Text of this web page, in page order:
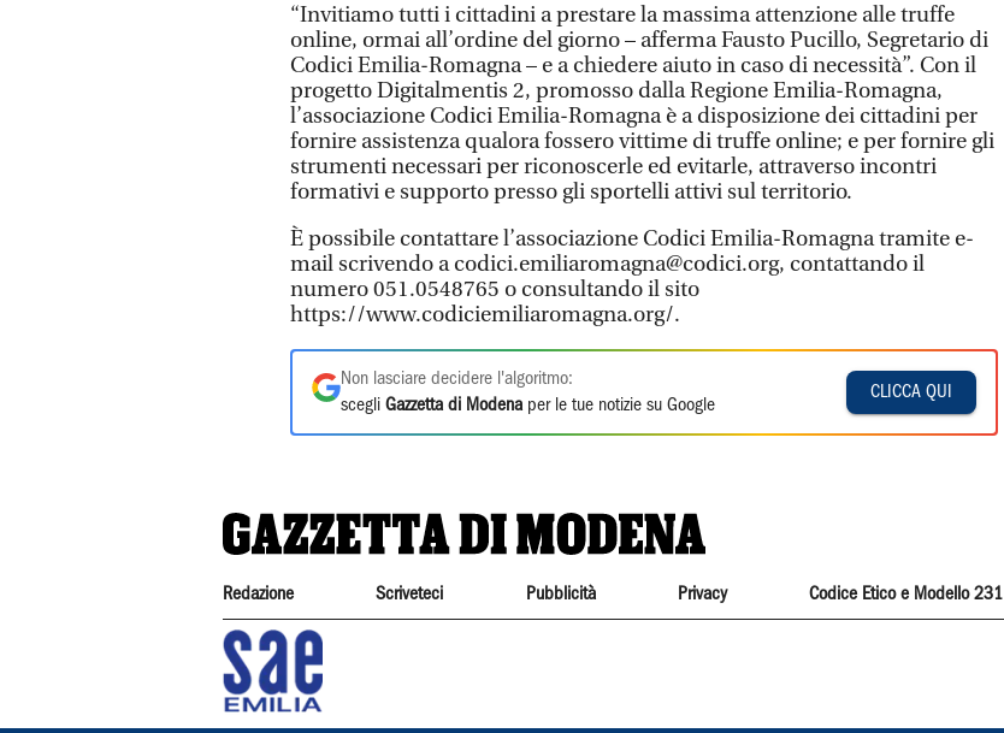
“Invitiamo tutti i cittadini a prestare la massima attenzione alle truffe
online, ormai all’ordine del giorno – afferma Fausto Pucillo, Segretario di
Codici Emilia-Romagna – e a chiedere aiuto in caso di necessità”. Con il
progetto Digitalmentis 2, promosso dalla Regione Emilia-Romagna,
l’associazione Codici Emilia-Romagna è a disposizione dei cittadini per
fornire assistenza qualora fossero vittime di truffe online; e per fornire gli
strumenti necessari per riconoscerle ed evitarle, attraverso incontri
formativi e supporto presso gli sportelli attivi sul territorio.
È possibile contattare l’associazione Codici Emilia-Romagna tramite e-
mail scrivendo a codici.emiliaromagna@codici.org, contattando il
numero 051.0548765 o consultando il sito
https://www.codiciemiliaromagna.org/.
Non lasciare decidere l'algoritmo:
scegli Gazzetta di Modena per le tue notizie su Google
CLICCA QUI
Redazione Scriveteci Pubblicità Privacy Codice Etico e Modello 231